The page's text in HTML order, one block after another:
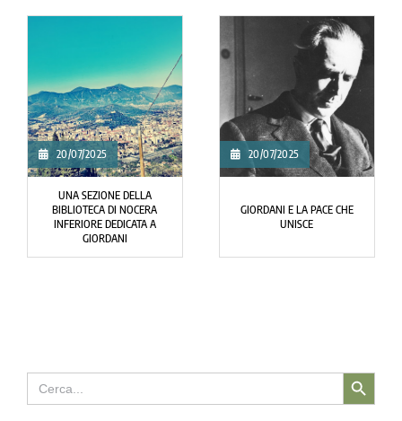
20/07/2025
UNA SEZIONE DELLA
BIBLIOTECA DI NOCERA
INFERIORE DEDICATA A
GIORDANI
20/07/2025
GIORDANI E LA PACE CHE
UNISCE
Search
for:
Search Button